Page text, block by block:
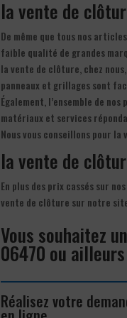
la vente de
De même que tous nos
faible qualité de grandes
la vente de clôture, chez
panneaux et grillages sont
Également, l’ensemble de
matériaux et services
Nous vous conseillons pour
la vente de
En plus des prix cassés sur
vente de clôture sur notre
Vous souhaitez
06470 ou
Réalisez votre